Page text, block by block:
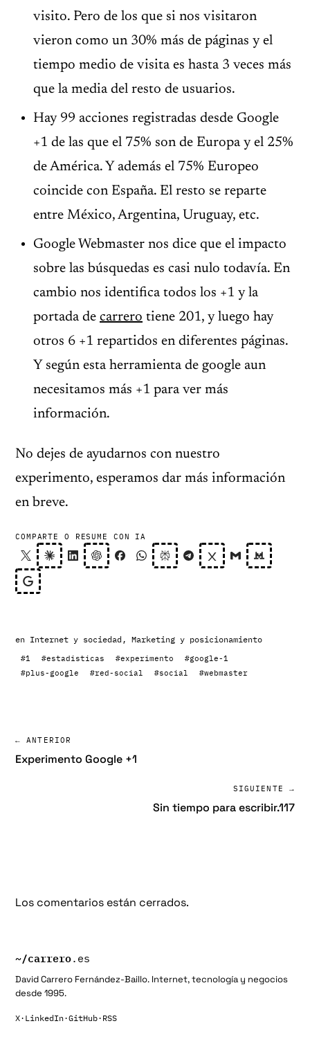
visito. Pero de los que si nos visitaron
vieron como un 30% más de páginas y el
tiempo medio de visita es hasta 3 veces más
que la media del resto de usuarios.
Hay 99 acciones registradas desde Google
+1 de las que el 75% son de Europa y el 25%
de América. Y además el 75% Europeo
coincide con España. El resto se reparte
entre México, Argentina, Uruguay, etc.
Google Webmaster nos dice que el impacto
sobre las búsquedas es casi nulo todavía. En
cambio nos identifica todos los +1 y la
portada de carrero tiene 201, y luego hay
otros 6 +1 repartidos en diferentes páginas.
Y según esta herramienta de google aun
necesitamos más +1 para ver más
información.
No dejes de ayudarnos con nuestro
experimento, esperamos dar más información
en breve.
COMPARTE O RESUME CON IA
en Internet y sociedad , Marketing y posicionamiento
#1 #estadisticas #experimento
#google-1
#plus-google
#red-social #social #webmaster
← ANTERIOR
Experimento Google +1
SIGUIENTE →
Sin tiempo para escribir.117
Los comentarios están cerrados.
~/carrero.es
David Carrero Fernández-Baillo. Internet, tecnología y negocios
desde 1995.
X· LinkedIn·GitHub· RSS